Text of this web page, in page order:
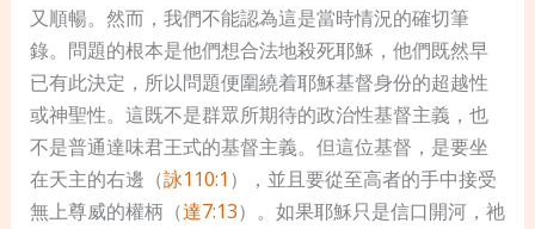
又順暢。然而，我們不能認為這是當時情況的確切筆
錄。問題的根本是他們想合法地殺死耶穌，他們既然早
已有此決定，所以問題便圍繞着耶穌基督身份的超越性
或神聖性。這既不是群眾所期待的政治性基督主義，也
不是普通達味君王式的基督主義。但這位基督，是要坐
在天主的右邊（詠110:1 ），並且要從至高者的手中接受
無上尊威的權柄（達7:13）。如果耶穌只是信口開河，祂